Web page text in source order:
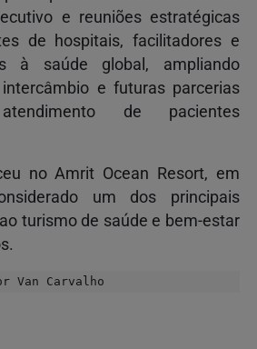
e reuniões estratégicas
de hospitais, facilitadores e
à saúde global, ampliando
e futuras parcerias
de pacientes
no Amrit Ocean Resort, em
um dos principais
turismo de saúde e bem-estar
Van Carvalho